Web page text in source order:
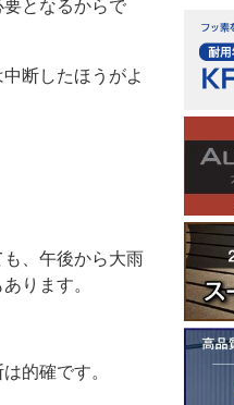
となるからで
断したほうがよ
、午後から大雨
ります。
的確です。